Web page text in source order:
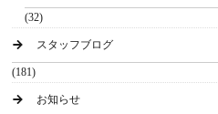
(32)
スタッフブログ
(181)
お知らせ